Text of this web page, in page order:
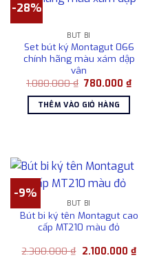
-28%
BÚT BI
Set bút ký Montagut 066
chính hãng màu xám dập
vân
1.080.000₫ Giá
là:
1.080.000 ₫.
780.000₫Giá
hiện
THÊM VÀO GIỎ HÀNG
-9%
BÚT BI
Bút bi ký tên Montagut cao
cấp MT210 màu đỏ
2.300.000₫ Giá
2.100.000 ₫Giá